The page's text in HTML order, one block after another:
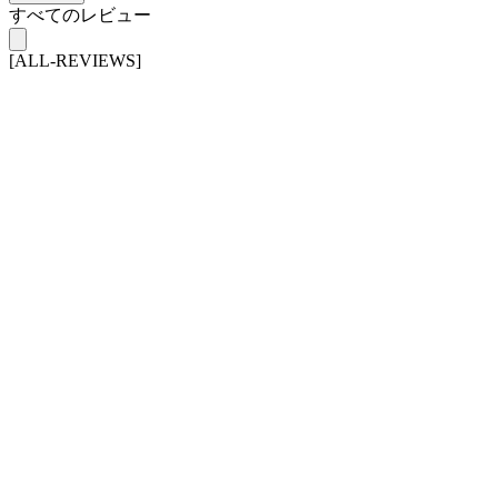
すべてのレビュー
[ALL-REVIEWS]